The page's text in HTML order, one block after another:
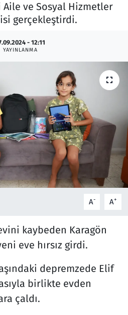
ve Sosyal Hizmetler
gerçekleştirdi.
- 12:11
YAYINLANMA
A- A+
kaybeden Karagön
eve hırsız girdi.
depremzede Elif
birlikte evden
çaldı.